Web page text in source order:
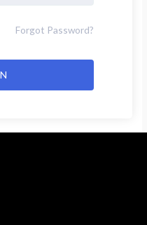
Forgot Password?